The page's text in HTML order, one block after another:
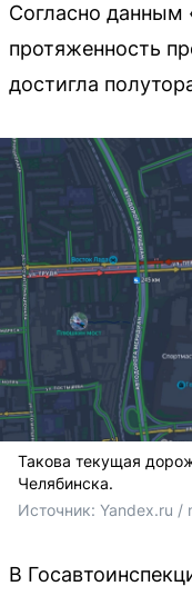
Согласно данным
протяженность
достигла
Такова текущая
Челябинска.
Источник: Yandex.ru /
В